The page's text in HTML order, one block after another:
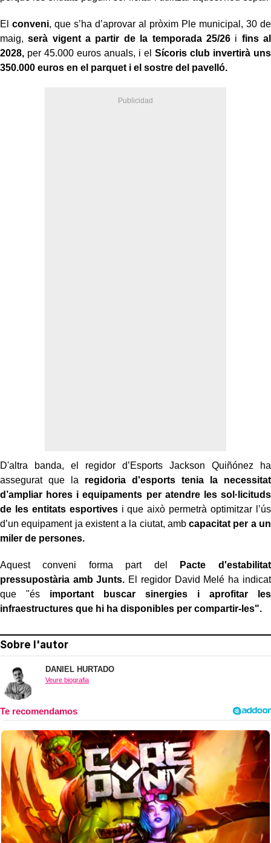
El conveni, que s’ha d’aprovar al pròxim Ple municipal, 30 de
maig,serà vigent a partir de la temporada 25/26i fins al
2028, per 45.000 euros anuals, i el Sícoris club invertirà uns
350.000 euros en el parquet i el sostre del pavelló.
D'altra banda, el regidor d’Esports Jackson Quiñónez ha
assegurat que la regidoria d'esports tenia la necessitat
d’ampliar hores i equipaments per atendre les sol·licituds
de les entitats esportivesi que això permetrà optimitzar l’ús
d’un equipament ja existent a la ciutat, ambcapacitat per a un
miler de persones.
Aquest conveni forma part del
Pacte d'estabilitat
pressupostària amb Junts. El regidor David Melé ha indicat
que "és important buscar sinergies i aprofitar les
infraestructures que hi ha disponibles per compartir-les".
Sobre l'autor
DANIEL HURTADO
Veure biografia